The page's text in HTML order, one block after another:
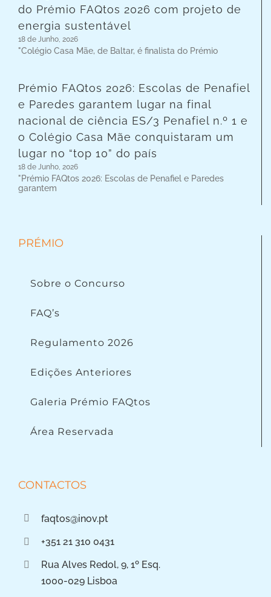
do Prémio FAQtos 2026 com projeto de
energia sustentável
18 de Junho, 2026
"Colégio Casa Mãe, de Baltar, é finalista do Prémio
Prémio FAQtos 2026: Escolas de Penafiel
e Paredes garantem lugar na final
nacional de ciência ES/3 Penafiel n.º 1 e
o Colégio Casa Mãe conquistaram um
lugar no “top 10” do país
18 de Junho, 2026
"Prémio FAQtos 2026: Escolas de Penafiel e Paredes
garantem
PRÉMIO
Sobre o Concurso
FAQ’s
Regulamento 2026
Edições Anteriores
Galeria Prémio FAQtos
Área Reservada
CONTACTOS
faqtos@inov.pt
+351 21 310 0431
Rua Alves Redol, 9, 1º Esq.
1000-029 Lisboa